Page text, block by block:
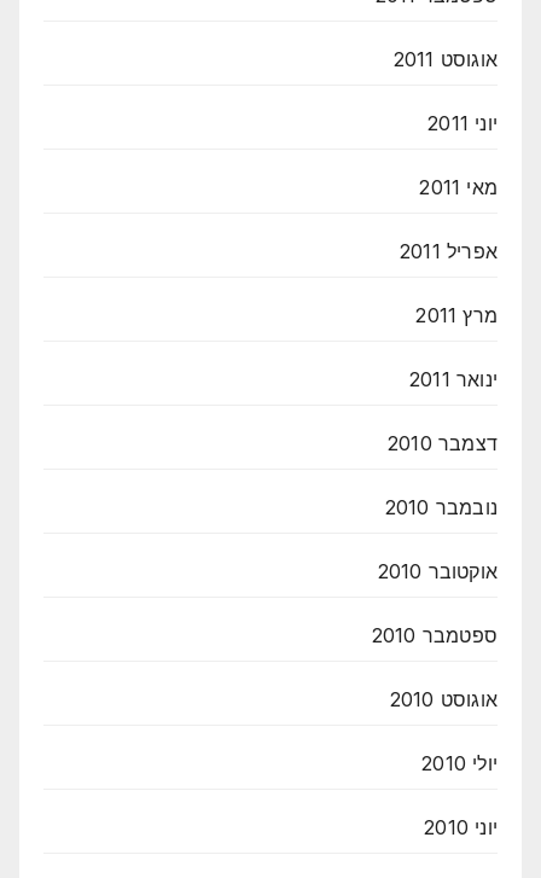
אוגוסט 2011
יוני 2011
מאי 2011
אפריל 2011
מרץ 2011
ינואר 2011
דצמבר 2010
נובמבר 2010
אוקטובר 2010
ספטמבר 2010
אוגוסט 2010
יולי 2010
יוני 2010